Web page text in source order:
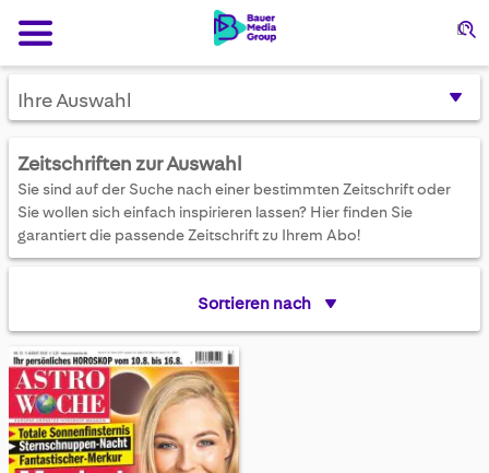
Ihre Auswahl
Zeitschriften zur Auswahl
Sie sind auf der Suche nach einer bestimmten Zeitschrift oder
Sie wollen sich einfach inspirieren lassen? Hier finden Sie
garantiert die passende Zeitschrift zu Ihrem Abo!
Sortieren nach